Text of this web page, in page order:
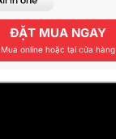
ĐẶT MUA NGAY
Mua online hoặc tại cửa hàng